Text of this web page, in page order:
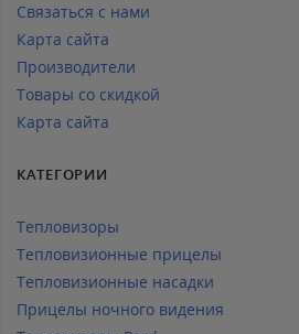
Связаться с нами
Карта сайта
Производители
Товары со скидкой
Карта сайта
КАТЕГОРИИ
Тепловизоры
Тепловизионные прицелы
Тепловизионные насадки
Прицелы ночного видения